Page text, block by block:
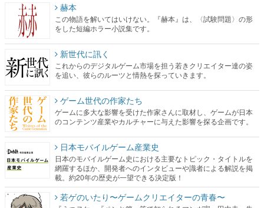
赫本
この物語を解いてはいけない。『赫本』は、〈試験問題〉の形
をした短編ホラー小説集です。
新世代に訊く
これからのデジタルゲーム市場を担う若きクリエイター達の姿
を追い、彼らのルーツと情熱を探っていきます。
ゲーム世代の作家たち
ゲームに多大な影響を受けた作家さんに取材し、ゲームが日本
のコンテンツ産業やカルチャーに与えた影響を探る企画です。
日本モバイルゲーム産業史
日本のモバイルゲーム史における主要なトピック・タイトルを
網羅するほか、開発者へのインタビューや識者による解説を掲
載。約20年の歴史が一望できる決定版！
若ゲのいたり〜ゲームクリエイターの青春〜